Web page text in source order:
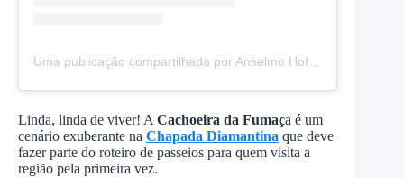
Linda, linda de viver! A Cachoeira da Fumaça é um
cenário exuberante na Chapada Diamantina que deve
fazer parte do roteiro de passeios para quem visita a
região pela primeira vez.